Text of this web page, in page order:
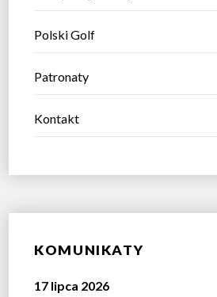
Polski Golf
Patronaty
Kontakt
KOMUNIKATY
17 lipca 2026